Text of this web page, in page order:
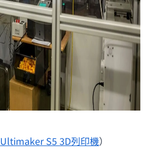
Ultimaker S5 3D列印機）